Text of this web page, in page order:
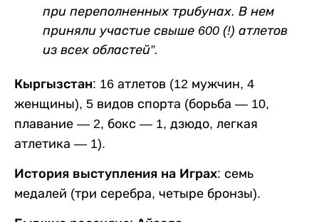
при переполненных трибунах. В нем
приняли участие свыше 600 (!) атлетов
из всех областей”.
Кыргызстан: 16 атлетов (12 мужчин, 4
женщины), 5 видов спорта (борьба — 10,
плавание — 2, бокс — 1, дзюдо, легкая
атлетика — 1).
История выступления на Играх: семь
медалей (три серебра, четыре бронзы).